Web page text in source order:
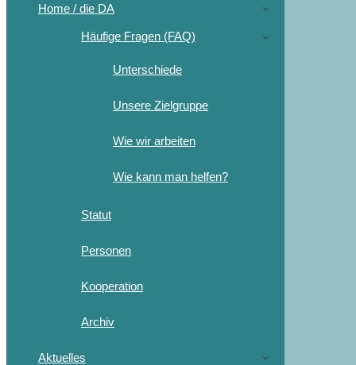
Home / die DA
Häufige Fragen (FAQ)
Unterschiede
Unsere Zielgruppe
Wie wir arbeiten
Wie kann man helfen?
Statut
Personen
Kooperation
Archiv
Aktuelles